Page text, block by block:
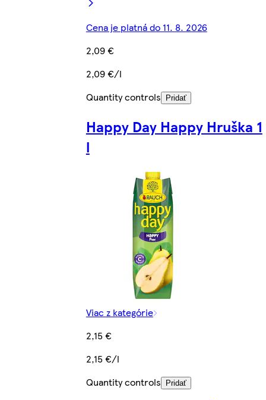
Cena je platná do 11. 8. 2026
2,09 €
2,09 €/l
Quantity controls
Pridať
Happy Day Happy Hruška 1
l
Viac z kategórie
2,15 €
2,15 €/l
Quantity controls
Pridať